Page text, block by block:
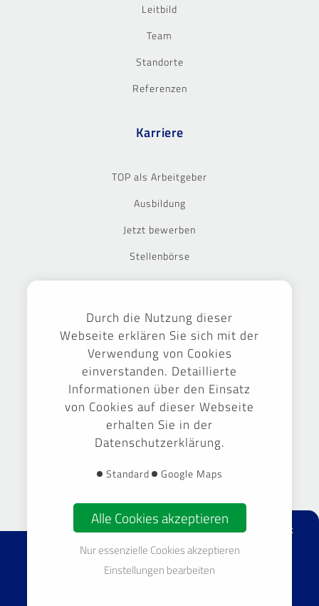
Leitbild
Team
Standorte
Referenzen
Karriere
TOP als Arbeitgeber
Ausbildung
Jetzt bewerben
Stellenbörse
Gestaltung & Umsetzung -September Markenführung GmbH
© 2026 TOP Gebäudereinigung Sachsen GmbH & Co. KG
facebook
Durch die Nutzung dieser
Webseite erklären Sie sich mit der
Verwendung von Cookies
einverstanden. Detaillierte
Informationen über den Einsatz
von Cookies auf dieser Webseite
erhalten Sie in der
Datenschutzerklärung.
Standard Google Maps
Alle Cookies akzeptieren
Nur essenzielle Cookies akzeptieren
Einstellungen bearbeiten